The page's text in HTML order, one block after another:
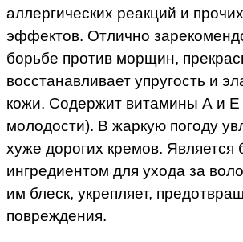
аллергических реакций и
эффектов. Отлично
борьбе против морщин,
восстанавливает упругость и
кожи. Содержит витамины А и Е
молодости). В жаркую погоду
хуже дорогих кремов. Является
ингредиентом для ухода за
им блеск, укрепляет,
повреждения.